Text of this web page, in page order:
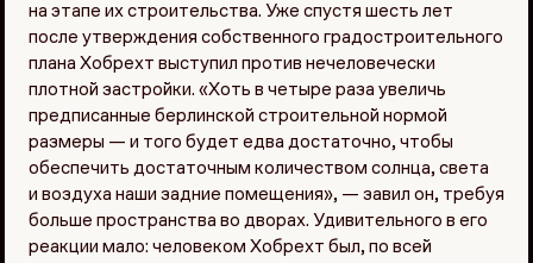
на этапе их строительства. Уже спустя шесть лет
после утверждения собственного градостроительного
плана Хобрехт выступил против нечеловечески
плотной застройки. «Хоть в четыре раза увеличь
предписанные берлинской строительной нормой
размеры — и того будет едва достаточно, чтобы
обеспечить достаточным количеством солнца, света
и воздуха наши задние помещения», — завил он, требуя
больше пространства во дворах. Удивительного в его
реакции мало: человеком Хобрехт был, по всей